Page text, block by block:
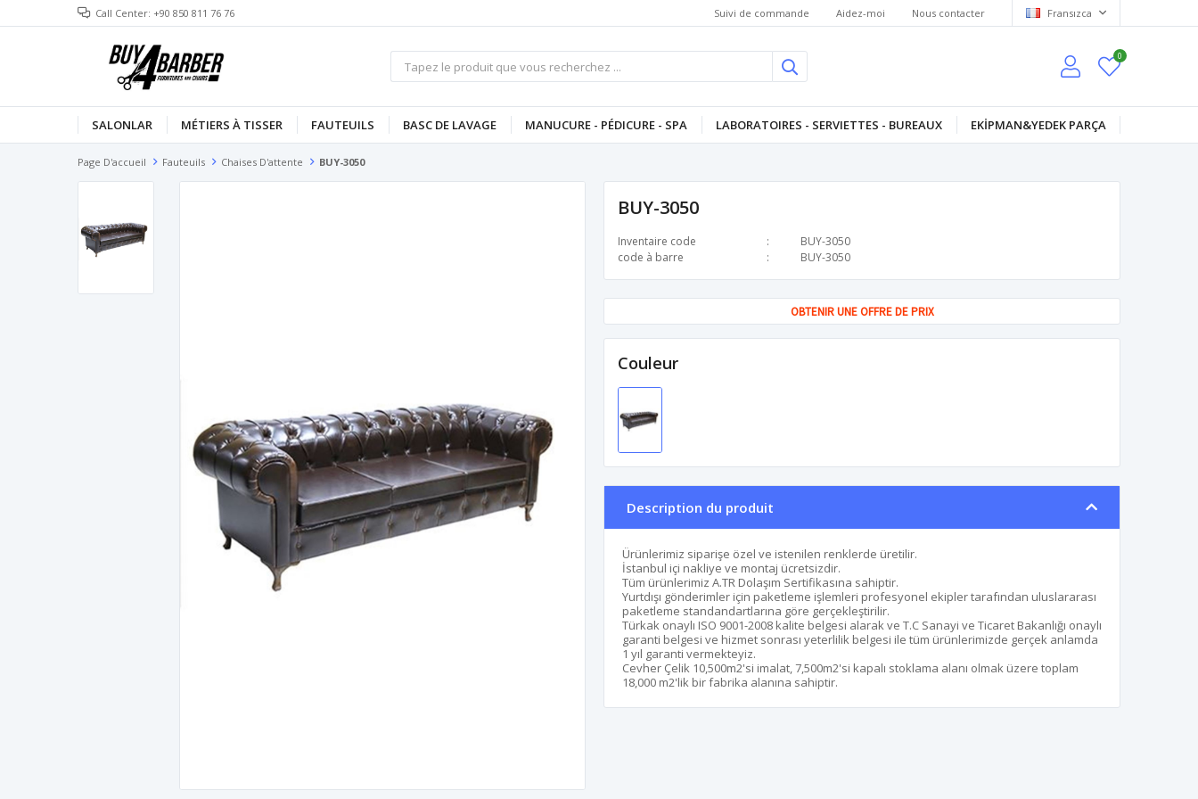
Call Center: +90 850 811 76 76 Suivi de commande Aidez-moi Nous contacter Fransızca
0
SALONLAR MÉTIERS À TISSER FAUTEUILS BASC DE LAVAGE MANUCURE - PÉDICURE - SPA LABORATOIRES - SERVIETTES - BUREAUX EKİPMAN&YEDEK PARÇA
Page D'accueil Fauteuils Chaises D'attente BUY-3050
BUY-3050
Inventaire code
BUY-3050
code à barre
BUY-3050
OBTENIR UNE OFFRE DE PRIX
Couleur
Description du produit
Ürünlerimiz siparişe özel ve istenilen renklerde üretilir.
İstanbul içi nakliye ve montaj ücretsizdir.
Tüm ürünlerimiz A.TR Dolaşım Sertifikasına sahiptir.
Yurtdışı gönderimler için paketleme işlemleri profesyonel ekipler tarafından uluslararası
paketleme standandartlarına göre gerçekleştirilir.
Türkak onaylı ISO 9001-2008 kalite belgesi alarak ve T.C Sanayi ve Ticaret Bakanlığı onaylı
garanti belgesi ve hizmet sonrası yeterlilik belgesi ile tüm ürünlerimizde gerçek anlamda
1 yıl garanti vermekteyiz.
Cevher Çelik 10,500m2'si imalat, 7,500m2'si kapalı stoklama alanı olmak üzere toplam
18,000 m2'lik bir fabrika alanına sahiptir.